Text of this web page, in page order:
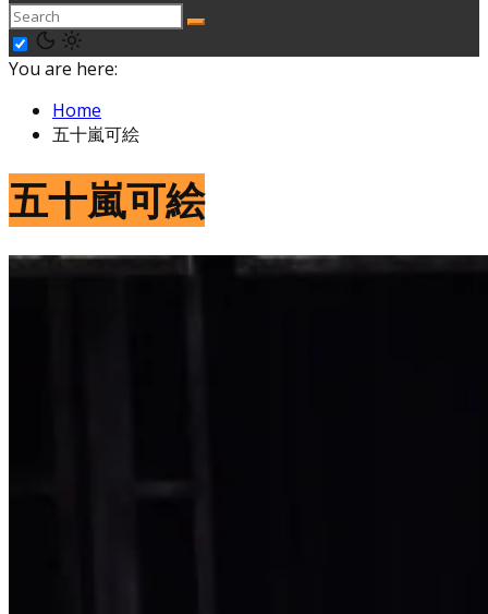
You are here:
Home
五十嵐可絵
五十嵐可絵